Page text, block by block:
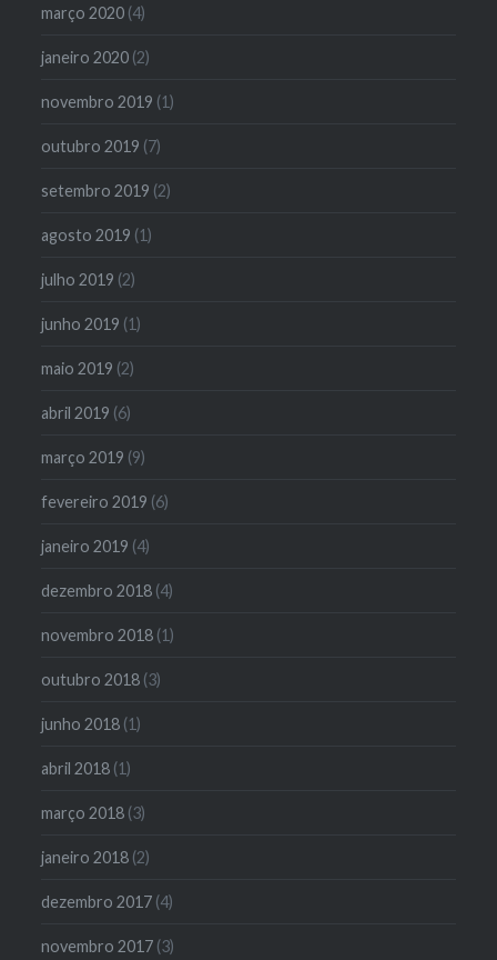
março 2020 (4)
janeiro 2020 (2)
novembro 2019 (1)
outubro 2019 (7)
setembro 2019 (2)
agosto 2019 (1)
julho 2019 (2)
junho 2019 (1)
maio 2019 (2)
abril 2019 (6)
março 2019 (9)
fevereiro 2019 (6)
janeiro 2019 (4)
dezembro 2018 (4)
novembro 2018 (1)
outubro 2018 (3)
junho 2018 (1)
abril 2018 (1)
março 2018 (3)
janeiro 2018 (2)
dezembro 2017 (4)
novembro 2017 (3)